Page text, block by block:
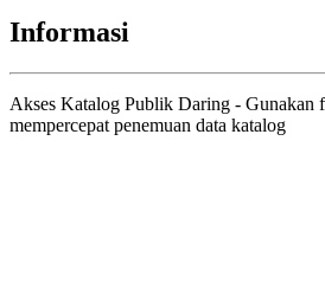
Informasi
Akses Katalog Publik Daring - Gunakan
mempercepat penemuan data katalog